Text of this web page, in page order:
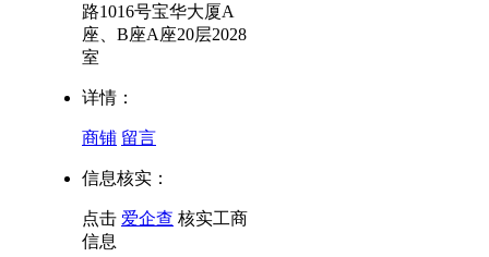
路1016号宝华大厦A
座、B座A座20层2028
室
详情：
商铺 留言
信息核实：
点击 爱企查 核实工商
信息